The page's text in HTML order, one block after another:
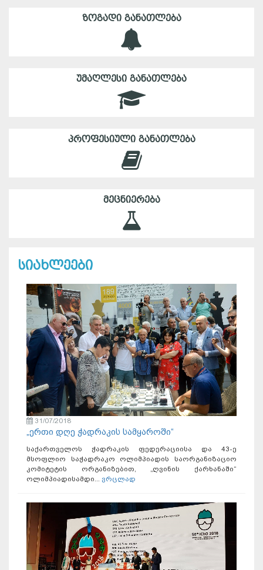
ᲖᲝᲒᲐᲓᲘ ᲒᲐᲜᲐᲗᲚᲔᲑᲐ
ᲣᲛᲐᲦᲚᲔᲡᲘ ᲒᲐᲜᲐᲗᲚᲔᲑᲐ
ᲞᲠᲝᲤᲔᲡᲘᲣᲚᲘ ᲒᲐᲜᲐᲗᲚᲔᲑᲐ
ᲛᲔᲪᲜᲘᲔᲠᲔᲑᲐ
სიახლეები
31/07/2018
„ერთი დღე ჭადრაკის სამყაროში“
საქართველოს ჭადრაკის ფედერაციისა და 43-ე
მსოფლიო საჭადრაკო ოლიმპიადის საორგანიზაციო
კომიტეტის ორგანიზებით, „ღვინის ქარხანაში“
ოლიმპიადისამდი... ვრცლად